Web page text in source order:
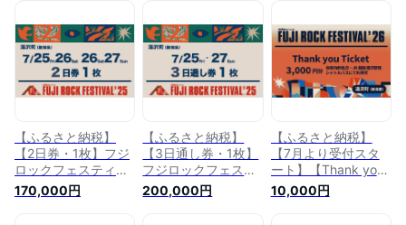
枚限り）FRF FUJI
ROCK FESTIVAL
FRF FUJI ROCK
FESTIVAL
Festival
【ふるさと納税】
【2日券・1枚】フジ
ロックフェスティバ
ル'25チケット（おひ
とり様1申込4枚限
170,000円
【ふるさと納税】
【3日通し券・1枚】
フジロックフェステ
ィバル'25チケット
7/25(金)〜7/27(日)
200,000円
【ふるさと納税】
【7月より受付スタ
ート】【Thank you
Ticket】 フジロック
フェスティバル '26
10,000円